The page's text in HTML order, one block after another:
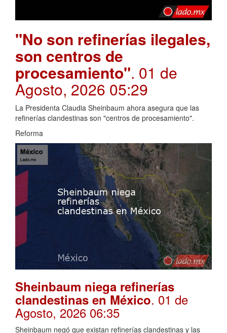
"No son refinerías ilegales,
son centros de
procesamiento". 01 de
Agosto, 2026 05:29
La Presidenta Claudia Sheinbaum ahora asegura que las
refinerías clandestinas son "centros de procesamiento".
Reforma
Sheinbaum niega refinerías
clandestinas en México. 01 de
Agosto, 2026 06:35
Sheinbaum negó que existan refinerías clandestinas y las